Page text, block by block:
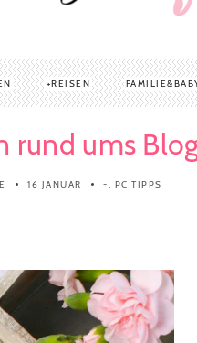
REISEN
rund ums
16 JANUAR -, PC TIPPS